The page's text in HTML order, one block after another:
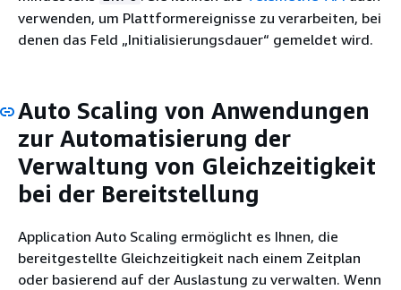
verwenden, um Plattformereignisse zu verarbeiten, bei
denen das Feld „Initialisierungsdauer“ gemeldet wird.
Auto Scaling von Anwendungen
zur Automatisierung der
Verwaltung von Gleichzeitigkeit
bei der Bereitstellung
Application Auto Scaling ermöglicht es Ihnen, die
bereitgestellte Gleichzeitigkeit nach einem Zeitplan
oder basierend auf der Auslastung zu verwalten. Wenn